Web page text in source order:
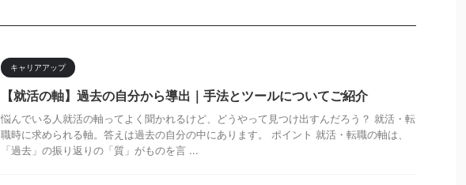
キャリアアップ
【就活の軸】過去の自分から導出｜手法とツールについてご紹介
悩んでいる人就活の軸ってよく聞かれるけど、どうやって見つけ出すんだろう？ 就活・転
職時に求められる軸。答えは過去の自分の中にあります。 ポイント 就活・転職の軸は、
「過去」の振り返りの「質」がものを言 ...